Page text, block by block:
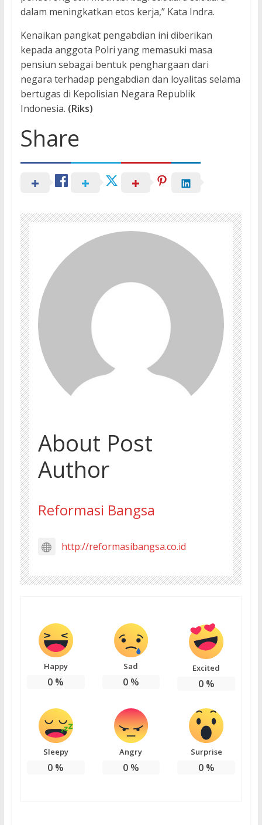
dalam meningkatkan etos kerja,” Kata Indra.
Kenaikan pangkat pengabdian ini diberikan
kepada anggota Polri yang memasuki masa
pensiun sebagai bentuk penghargaan dari
negara terhadap pengabdian dan loyalitas selama
bertugas di Kepolisian Negara Republik
Indonesia. (Riks)
Share
About Post
Author
Reformasi Bangsa
http://reformasibangsa.co.id
Happy
0 %
Sad
0%
Excited
0%
Sleepy
0 %
Angry
0%
Surprise
0%